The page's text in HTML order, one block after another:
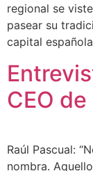
regional se
pasear su
capital
CEO
Raúl Pascual:
nombra.